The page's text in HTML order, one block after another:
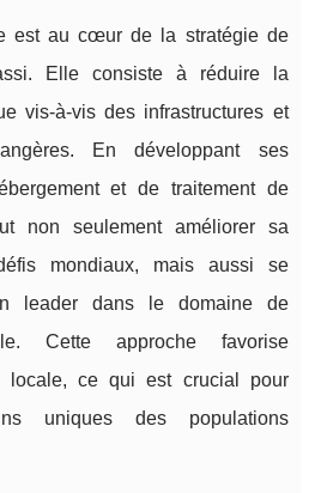
est au cœur de la stratégie de
Elle consiste à réduire la
vis-à-vis des infrastructures et
En développant ses
et de traitement de
non seulement améliorer sa
mondiaux, mais aussi se
leader dans le domaine de
Cette approche favorise
locale, ce qui est crucial pour
uniques des populations